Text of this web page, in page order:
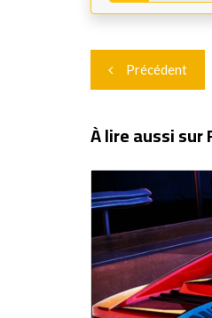
Navigation
de
l’article
Précédent
À lire aussi sur